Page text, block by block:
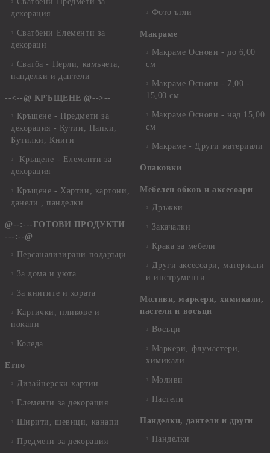
декорация
Сватбени Елементи за
декораци
Сватба - Перли, камъчета,
панделки и дантели
--<--@ КРЪЩЕНЕ @-->--
Кръщене - Предмети за
декорация - Кутии, Папки,
Бутилки, Книги
Кръщене - Елементи за
декорация
Кръщене - Хартии, картони,
данели , панделки
@--:---ГОТОВИ ПРОДУКТИ
---:--@
Персанализирани подаръци
За дома и уюта
За книгите и хората
Картички, пликове и
покани
Коледа
Етно
Дизайнерски хартии
Елементи за декорация
Ширити, шевици, канапи
Предмети за декорация
Фото ъгли
Макраме
Макраме Основи - до 6,00
см
Макраме Основи - 7,00 -
15,00 см
Макраме Основи - над 15,00
см
Макраме - Други материали
Опаковки
Мебелен обков и аксесоари
Дръжки
Закачалки
Крака за мебели
Други аксесоари, материали
и инструменти
Моливи, маркери, химикали,
пастели и восъци
Восъци
Маркери, флумастери,
химикали
Моливи
Пастели
Панделки, дантели и други
Панделки